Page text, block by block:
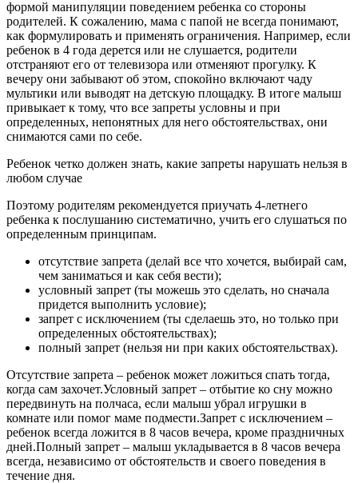
формой манипуляции поведением ребенка со стороны
родителей. К сожалению, мама с папой не всегда понимают,
как формулировать и применять ограничения. Например, если
ребенок в 4 года дерется или не слушается, родители
отстраняют его от телевизора или отменяют прогулку. К
вечеру они забывают об этом, спокойно включают чаду
мультики или выводят на детскую площадку. В итоге малыш
привыкает к тому, что все запреты условны и при
определенных, непонятных для него обстоятельствах, они
снимаются сами по себе.
Ребенок четко должен знать, какие запреты нарушать нельзя в
любом случае
Поэтому родителям рекомендуется приучать 4-летнего
ребенка к послушанию систематично, учить его слушаться по
определенным принципам.
отсутствие запрета (делай все что хочется, выбирай сам,
чем заниматься и как себя вести);
условный запрет (ты можешь это сделать, но сначала
придется выполнить условие);
запрет с исключением (ты сделаешь это, но только при
определенных обстоятельствах);
полный запрет (нельзя ни при каких обстоятельствах).
Отсутствие запрета – ребенок может ложиться спать тогда,
когда сам захочет.Условный запрет – отбытие ко сну можно
передвинуть на полчаса, если малыш убрал игрушки в
комнате или помог маме подмести.Запрет с исключением –
ребенок всегда ложится в 8 часов вечера, кроме праздничных
дней.Полный запрет – малыш укладывается в 8 часов вечера
всегда, независимо от обстоятельств и своего поведения в
течение дня.